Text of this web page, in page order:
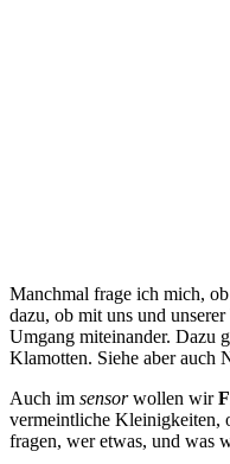
Manchmal frage ich mich,
dazu, ob mit uns und
Umgang miteinander. Dazu
Klamotten. Siehe aber auch
Auch im sensorwollen wir
vermeintliche Kleinigkeiten,
fragen, wer etwas, und was